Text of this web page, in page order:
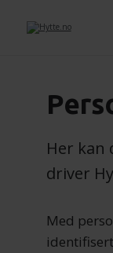
Her kan
driver
Med